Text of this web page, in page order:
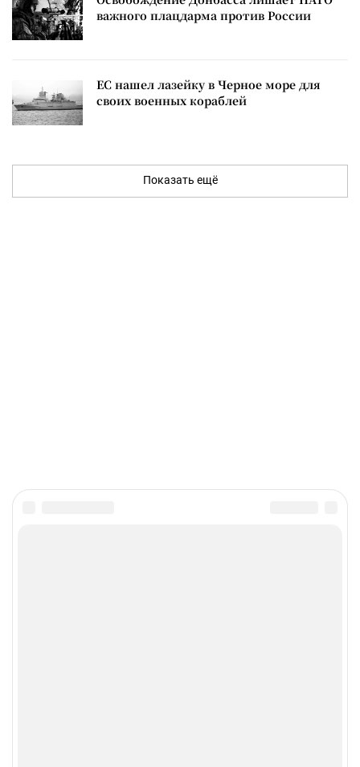
важного плацдарма против России
ЕС нашел лазейку в Черное море для
своих военных кораблей
Показать ещё